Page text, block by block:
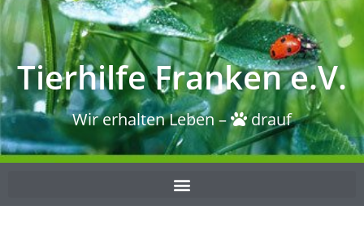
Tierhilfe Franken e.V.
Wir erhalten Leben – drauf